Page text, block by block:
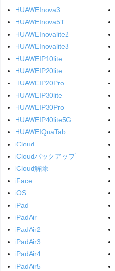
HUAWEInova3
HUAWEInova5T
HUAWEInovalite2
HUAWEInovalite3
HUAWEIP10lite
HUAWEIP20lite
HUAWEIP20Pro
HUAWEIP30lite
HUAWEIP30Pro
HUAWEIP40lite5G
HUAWEIQuaTab
iCloud
iCloudバックアップ
iCloud解除
iFace
iOS
iPad
iPadAir
iPadAir2
iPadAir3
iPadAir4
iPadAir5